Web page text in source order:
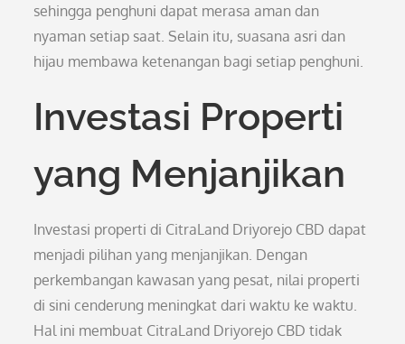
sehingga penghuni dapat merasa aman dan
nyaman setiap saat. Selain itu, suasana asri dan
hijau membawa ketenangan bagi setiap penghuni.
Investasi Properti
yang Menjanjikan
Investasi properti di CitraLand Driyorejo CBD dapat
menjadi pilihan yang menjanjikan. Dengan
perkembangan kawasan yang pesat, nilai properti
di sini cenderung meningkat dari waktu ke waktu.
Hal ini membuat CitraLand Driyorejo CBD tidak